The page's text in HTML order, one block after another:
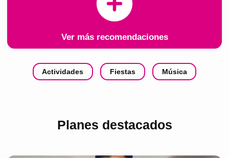
Ver más recomendaciones
Actividades Fiestas Música
Planes destacados